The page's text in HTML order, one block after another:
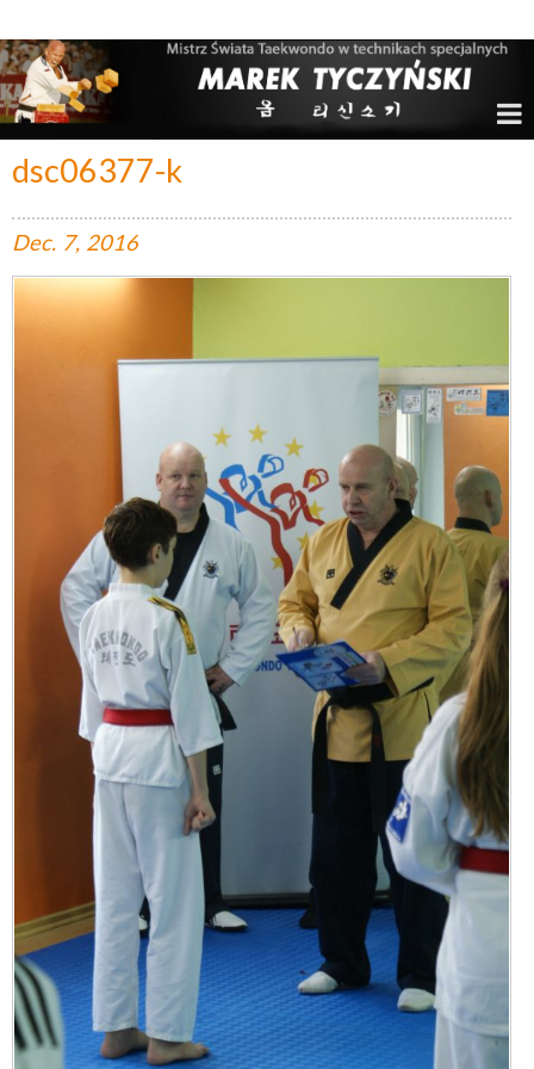
dsc06377-k
Dec. 7, 2016